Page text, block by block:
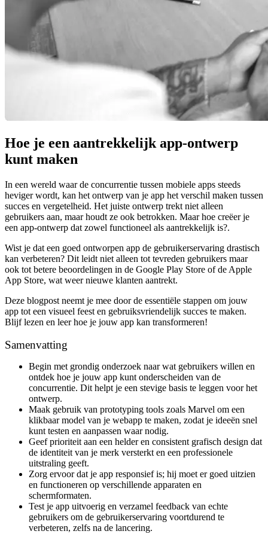
Hoe je een aantrekkelijk app-ontwerp
kunt maken
In een wereld waar de concurrentie tussen mobiele apps steeds
heviger wordt, kan het ontwerp van je app het verschil maken tussen
succes en vergetelheid. Het juiste ontwerp trekt niet alleen
gebruikers aan, maar houdt ze ook betrokken. Maar hoe creëer je
een app-ontwerp dat zowel functioneel als aantrekkelijk is?.
Wist je dat een goed ontworpen app de gebruikerservaring drastisch
kan verbeteren? Dit leidt niet alleen tot tevreden gebruikers maar
ook tot betere beoordelingen in de Google Play Store of de Apple
App Store, wat weer nieuwe klanten aantrekt.
Deze blogpost neemt je mee door de essentiële stappen om jouw
app tot een visueel feest en gebruiksvriendelijk succes te maken.
Blijf lezen en leer hoe je jouw app kan transformeren!
Samenvatting
Begin met grondig onderzoek naar wat gebruikers willen en
ontdek hoe je jouw app kunt onderscheiden van de
concurrentie. Dit helpt je een stevige basis te leggen voor het
ontwerp.
Maak gebruik van prototyping tools zoals Marvel om een
klikbaar model van je webapp te maken, zodat je ideeën snel
kunt testen en aanpassen waar nodig.
Geef prioriteit aan een helder en consistent grafisch design dat
de identiteit van je merk versterkt en een professionele
uitstraling geeft.
Zorg ervoor dat je app responsief is; hij moet er goed uitzien
en functioneren op verschillende apparaten en
schermformaten.
Test je app uitvoerig en verzamel feedback van echte
gebruikers om de gebruikerservaring voortdurend te
verbeteren, zelfs na de lancering.